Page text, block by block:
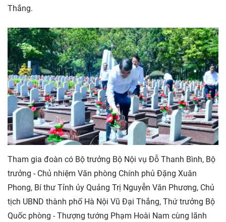
Thắng.
Tham gia đoàn có Bộ trưởng Bộ Nội vụ Đỗ Thanh Bình, Bộ
trưởng - Chủ nhiệm Văn phòng Chính phủ Đặng Xuân
Phong, Bí thư Tỉnh ủy Quảng Trị Nguyễn Văn Phương, Chủ
tịch UBND thành phố Hà Nội Vũ Đại Thắng, Thứ trưởng Bộ
Quốc phòng - Thượng tướng Phạm Hoài Nam cùng lãnh